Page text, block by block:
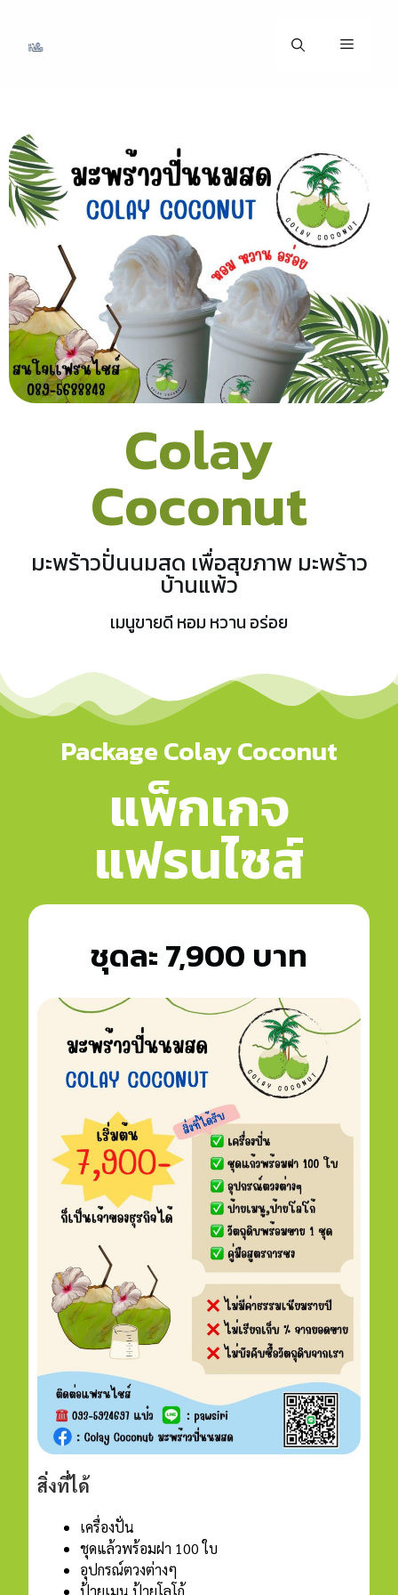
Colay
Coconut
มะพร้าวปั่นนมสด เพื่อสุขภาพ มะพร้าว
บ้านแพ้ว
เมนูขายดี หอม หวาน อร่อย
Package Colay Coconut
แพ็กเกจ
แฟรนไซส์
ชุดละ 7,900 บาท
สิ่งที่ได้
เครื่องปั่น
ชุดแล้วพร้อมฝา 100 ใบ
อุปกรณ์ตวงต่างๆ
ป้ายเมนู ป้ายโลโก้